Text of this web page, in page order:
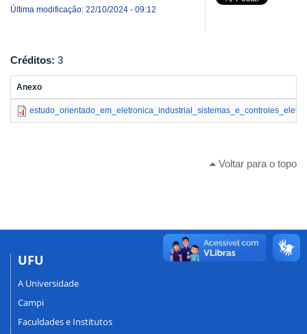
Última modificação: 22/10/2024 - 09:12
Créditos: 3
Anexo
Voltar para o topo
UFU
A Universidade
Campi
Faculdades e Institutos